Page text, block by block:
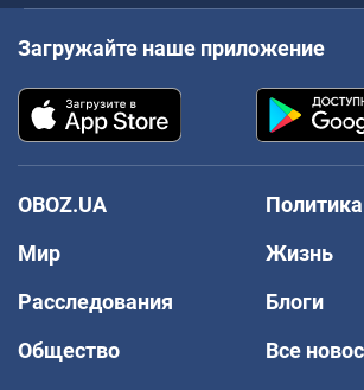
Загружайте наше приложение
OBOZ.UA
Политика
Мир
Жизнь
Расследования
Блоги
Общество
Все